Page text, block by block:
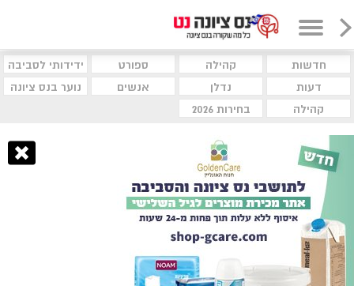
חדשות קהילה ספורט
ידידותי לסביבה
דעות
נדלן אנשים
נוער בנס ציונה
קהילה
בחירות 2026